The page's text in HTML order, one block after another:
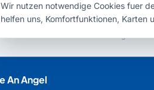
An Angel
entwickelt durch dieMedienagentur
Wir nutzen notwendige Cookies fuer
helfen uns, Komfortfunktionen,